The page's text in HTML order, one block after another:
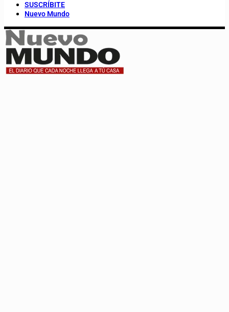
SUSCRÍBITE
Nuevo Mundo